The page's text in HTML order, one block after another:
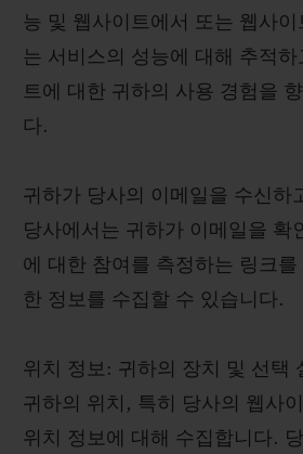
능 및 웹사이트에서 또는 웹사이
는 서비스의 성능에 대해 추적하
트에 대한 귀하의 사용 경험을
다.
귀하가 당사의 이메일을 수신하
당사에서는 귀하가 이메일을 확
에 대한 참여를 측정하는 링크를
한 정보를 수집할 수 있습니다.
위치 정보: 귀하의 장치 및 선택
귀하의 위치, 특히 당사의 웹사
위치 정보에 대해 수집합니다.